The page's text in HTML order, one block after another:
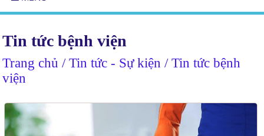
Tin tức bệnh viện
Trang chủ / Tin tức - Sự kiện / Tin tức bệnh
viện